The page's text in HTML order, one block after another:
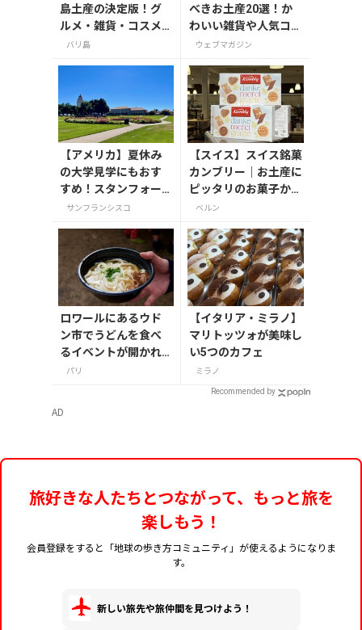
島土産の決定版！グ
ルメ・雑貨・コスメ
のおすすめ20選
バリ島
べきお土産20選！か
わいい雑貨や人気コス
メを紹介
ウェブマガジン
【アメリカ】夏休み
の大学見学にもおす
すめ！スタンフォー
ド大学とUCバークレ
サンフランシスコ
【スイス】スイス銘菓
カンブリー｜お土産に
ピッタリのお菓子から
カンブリー・エクスペ
ベルン
ロワールにあるウド
ン市でうどんを食べ
るイベントが開かれ
るパリ
【イタリア・ミラノ】
マリトッツォが美味し
い5つのカフェ
ミラノ
Recommended by
AD
旅好きな人たちとつながって、もっと旅を
楽しもう！
会員登録をすると「地球の歩き方コミュニティ」が使えるようになりま
す。
新しい旅先や旅仲間を見つけよう！